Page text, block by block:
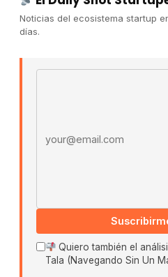
Convocatorias
Noticias del ecosistema startup
días.
Quiero también el
Tala (Navegando Sin Un
Buscar: